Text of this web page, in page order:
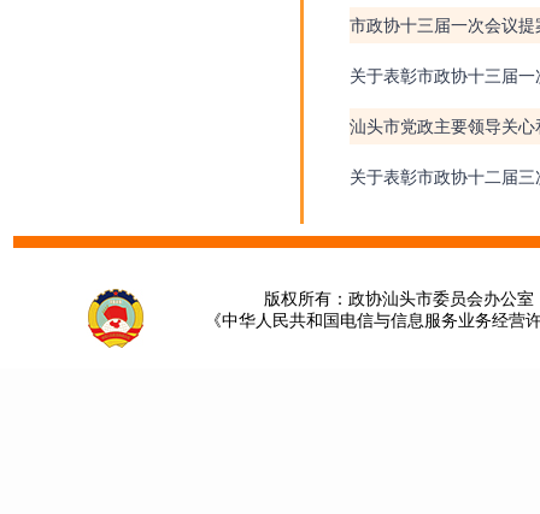
市政协十三届一次会议
关于表彰市政协十三届
汕头市党政主要领导关
关于表彰市政协十二届
版权所有：政协汕头市委员会办公
《中华人民共和国电信与信息服务业务经营